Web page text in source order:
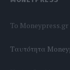
To Moneypress.gr
Tαυτότητα